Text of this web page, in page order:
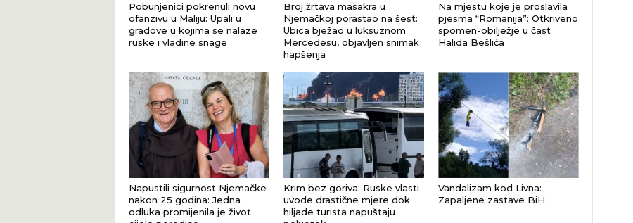
Pobunjenici pokrenuli novu
ofanzivu u Maliju: Upali u
gradove u kojima se nalaze
ruske i vladine snage
Broj žrtava masakra u
Njemačkoj porastao na šest:
Ubica bježao u luksuznom
Mercedesu, objavljen snimak
hapšenja
Na mjestu koje je proslavila
pjesma “Romanija”: Otkriveno
spomen-obilježje u čast
Halida Bešlića
Napustili sigurnost Njemačke
nakon 25 godina: Jedna
odluka promijenila je život
Krim bez goriva: Ruske vlasti
uvode drastične mjere dok
hiljade turista napuštaju
Vandalizam kod Livna:
Zapaljene zastave BiH